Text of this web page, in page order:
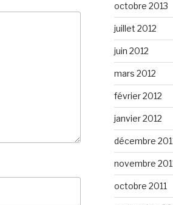
octobre 2013
juillet 2012
juin 2012
mars 2012
février 2012
janvier 2012
décembre
novembre
octobre 2011